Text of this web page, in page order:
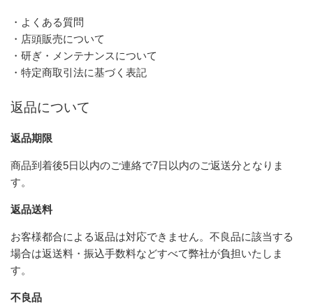
・よくある質問
・店頭販売について
・研ぎ・メンテナンスについて
・特定商取引法に基づく表記
返品について
返品期限
商品到着後5日以内のご連絡で7日以内のご返送分となりま
す。
返品送料
お客様都合による返品は対応できません。不良品に該当する
場合は返送料・振込手数料などすべて弊社が負担いたしま
す。
不良品